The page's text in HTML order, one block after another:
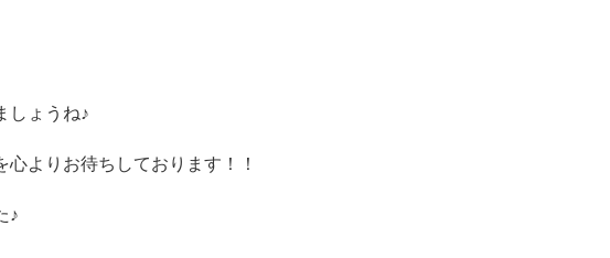
しょうね♪
よりお待ちしております！！
♪